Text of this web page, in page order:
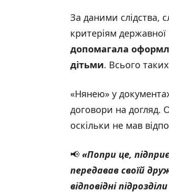
За даними слідства,
критеріям
допомагала
дітьми. Всього
«Нянею» у
договори на догляд.
оскільки не мав
📢 «Попри це,
передавав своїй
відповідні